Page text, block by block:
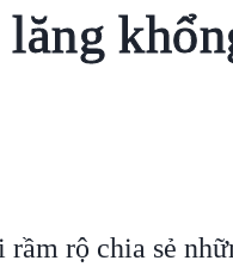
lăng
rộ chia sẻ